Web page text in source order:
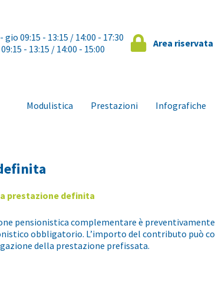
gio 09:15 - 13:15 / 14:00 - 17:30
- 13:15 / 14:00 - 15:00
Area riservata
Modulistica Prestazioni Infografiche
prestazione definita
pensionistica complementare è
obbligatorio. L’importo del contributo può
della prestazione prefissata.